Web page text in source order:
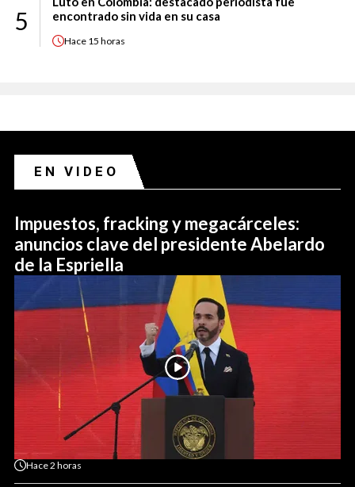
5
encontrado sin vida en su casa
Hace 15 horas
EN VIDEO
Impuestos, fracking y megacárceles:
anuncios clave del presidente Abelardo
de la Espriella
Hace2 horas